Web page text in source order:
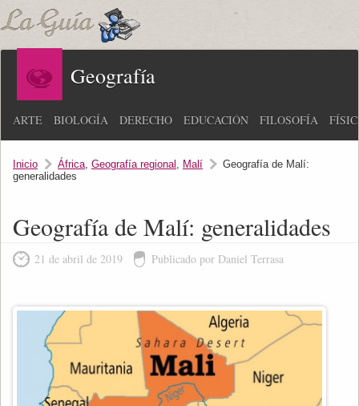
Geografía
ARTE BIOLOGÍA DERECHO EDUCACIÓN FILOSOFÍA
Inicio África, Geografía regional , Malí
Geografía de Malí:
generalidades
Geografía de Malí: generalidades
21 de abril de 2019 Publicado por Daniel Terrasa